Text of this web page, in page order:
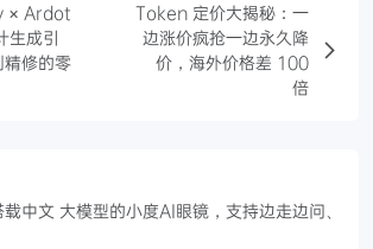
× Ardot
生成引
修的零
Token 定价大揭秘：一
边涨价疯抢一边永久降
价，海外价格差 100
倍
中文 大模型的小度AI眼镜，支持边走边问、